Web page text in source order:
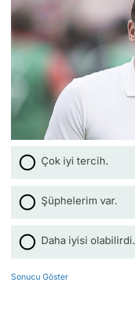
Çok iyi tercih.
Şüphelerim var.
Daha iyisi olabilirdi.
Sonucu Göster